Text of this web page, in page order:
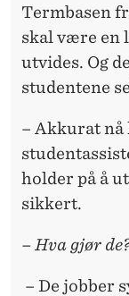
Termbasen
skal være en
utvides. Og
studentene
– Akkurat nå
holder på å
sikkert.
– Hva gjør
– De jobber